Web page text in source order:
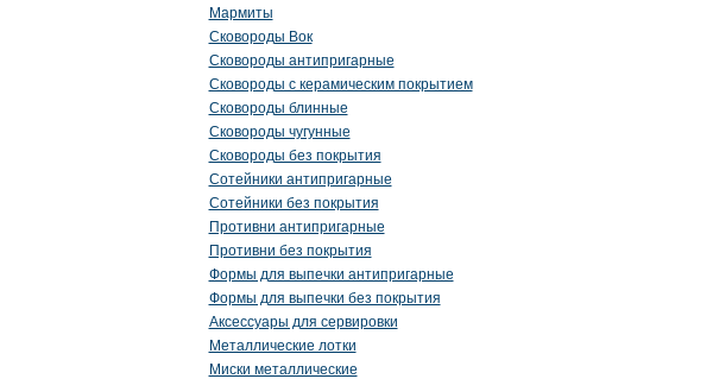
Мармиты
Сковороды Вок
Сковороды антипригарные
Сковороды с керамическим покрытием
Сковороды блинные
Сковороды чугунные
Сковороды без покрытия
Сотейники антипригарные
Сотейники без покрытия
Противни антипригарные
Противни без покрытия
Формы для выпечки антипригарные
Формы для выпечки без покрытия
Аксессуары для сервировки
Металлические лотки
Миски металлические